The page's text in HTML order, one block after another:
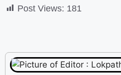
Post Views: 181